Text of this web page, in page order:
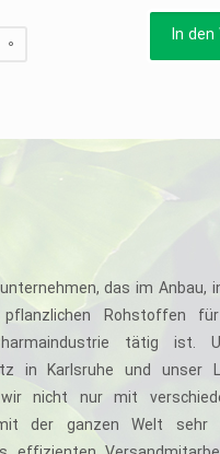
0 In den
das im Anbau,
Rohstoffen
tätig ist.
in Karlsruhe und unser
nicht nur mit
der ganzen Welt sehr